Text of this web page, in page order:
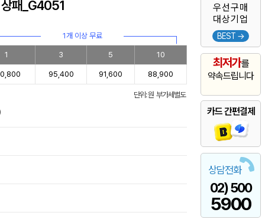
우선구매
대상기업
BEST →
최저가를
약속드립니다
카드 간편결제
상담전화
02) 500
5900
패_G4051
1개 이상 무료
1 3 5 10
95,400 91,600 88,900
단위: 원 부가세별도